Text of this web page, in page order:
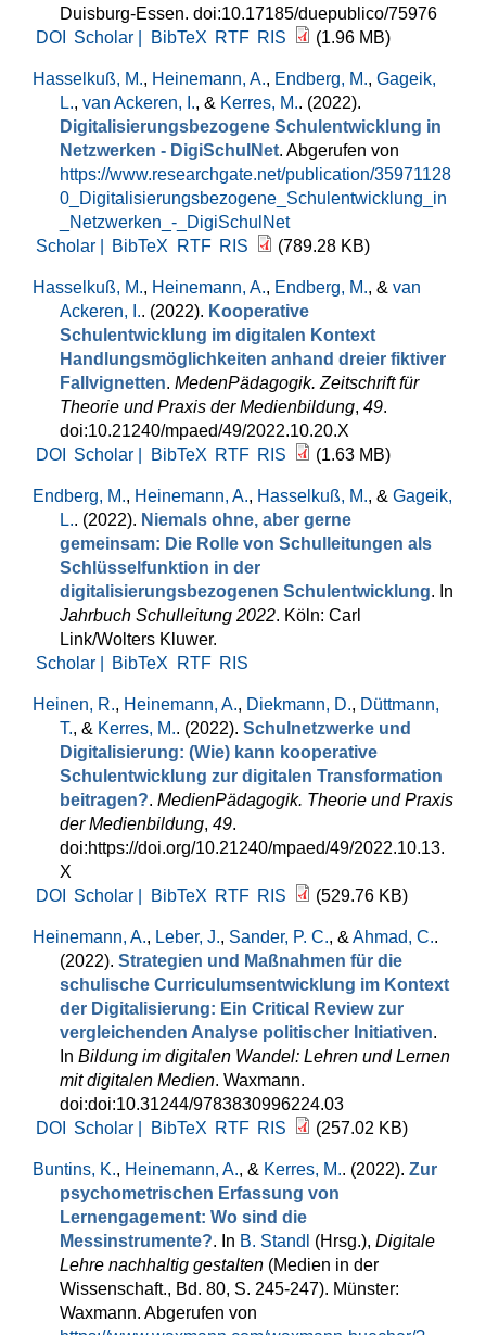
Duisburg-Essen. doi:10.17185/duepublico/75976
DOI
Scholar | BibTeX RTF RIS (1.96 MB)
Hasselkuß, M., Heinemann, A., Endberg, M., Gageik,
L., van Ackeren, I., & Kerres, M.. (2022).
Digitalisierungsbezogene Schulentwicklung in
Netzwerken - DigiSchulNet. Abgerufen von
https://www.researchgate.net/publication/35971128
0_Digitalisierungsbezogene_Schulentwicklung_in
_Netzwerken_-_DigiSchulNet
Scholar |
BibTeX RTF RIS (789.28 KB)
Hasselkuß, M., Heinemann, A., Endberg, M., & van
Ackeren, I.. (2022). Kooperative
Schulentwicklung im digitalen Kontext
Handlungsmöglichkeiten anhand dreier fiktiver
Fallvignetten. MedenPädagogik. Zeitschrift für
Theorie und Praxis der Medienbildung, 49.
doi:10.21240/mpaed/49/2022.10.20.X
DOI
Scholar | BibTeX RTF RIS (1.63 MB)
Endberg, M., Heinemann, A., Hasselkuß, M., & Gageik,
L.. (2022). Niemals ohne, aber gerne
gemeinsam: Die Rolle von Schulleitungen als
Schlüsselfunktion in der
digitalisierungsbezogenen Schulentwicklung. In
Jahrbuch Schulleitung 2022. Köln: Carl
Link/Wolters Kluwer.
Scholar |
BibTeX RTF RIS
Heinen, R., Heinemann, A., Diekmann, D., Düttmann,
T., & Kerres, M.. (2022). Schulnetzwerke und
Digitalisierung: (Wie) kann kooperative
Schulentwicklung zur digitalen Transformation
beitragen?. MedienPädagogik. Theorie und Praxis
der Medienbildung, 49.
doi:https://doi.org/10.21240/mpaed/49/2022.10.13.
X
DOI
Scholar | BibTeX RTF RIS (529.76 KB)
Heinemann, A., Leber, J., Sander, P. C., & Ahmad, C..
(2022). Strategien und Maßnahmen für die
schulische Curriculumsentwicklung im Kontext
der Digitalisierung: Ein Critical Review zur
vergleichenden Analyse politischer Initiativen.
In Bildung im digitalen Wandel: Lehren und Lernen
mit digitalen Medien. Waxmann.
doi:doi:10.31244/9783830996224.03
DOI
Scholar | BibTeX RTF RIS (257.02 KB)
Buntins, K., Heinemann, A., & Kerres, M.. (2022). Zur
psychometrischen Erfassung von
Lernengagement: Wo sind die
Messinstrumente?. In B. Standl (Hrsg.), Digitale
Lehre nachhaltig gestalten (Medien in der
Wissenschaft., Bd. 80, S. 245-247). Münster:
Waxmann. Abgerufen von